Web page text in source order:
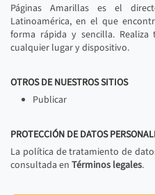
Páginas Amarillas es el
Latinoamérica, en el que
forma rápida y sencilla. Realiza
cualquier lugar y dispositivo.
OTROS DE NUESTROS SITIOS
Publicar
PROTECCIÓN DE DATOS
La política de tratamiento de
consultada en Términos legales.